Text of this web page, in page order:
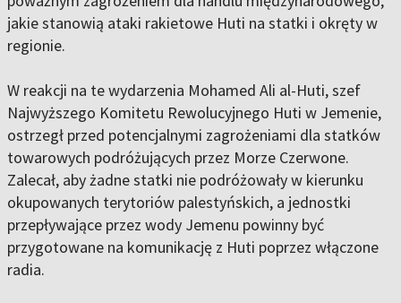
jakie stanowią ataki rakietowe Huti na statki i okręty w
regionie.
W reakcji na te wydarzenia Mohamed Ali al-Huti, szef
Najwyższego Komitetu Rewolucyjnego Huti w Jemenie,
ostrzegł przed potencjalnymi zagrożeniami dla statków
towarowych podróżujących przez Morze Czerwone.
Zalecał, aby żadne statki nie podróżowały w kierunku
okupowanych terytoriów palestyńskich, a jednostki
przepływające przez wody Jemenu powinny być
przygotowane na komunikację z Huti poprzez włączone
radia.